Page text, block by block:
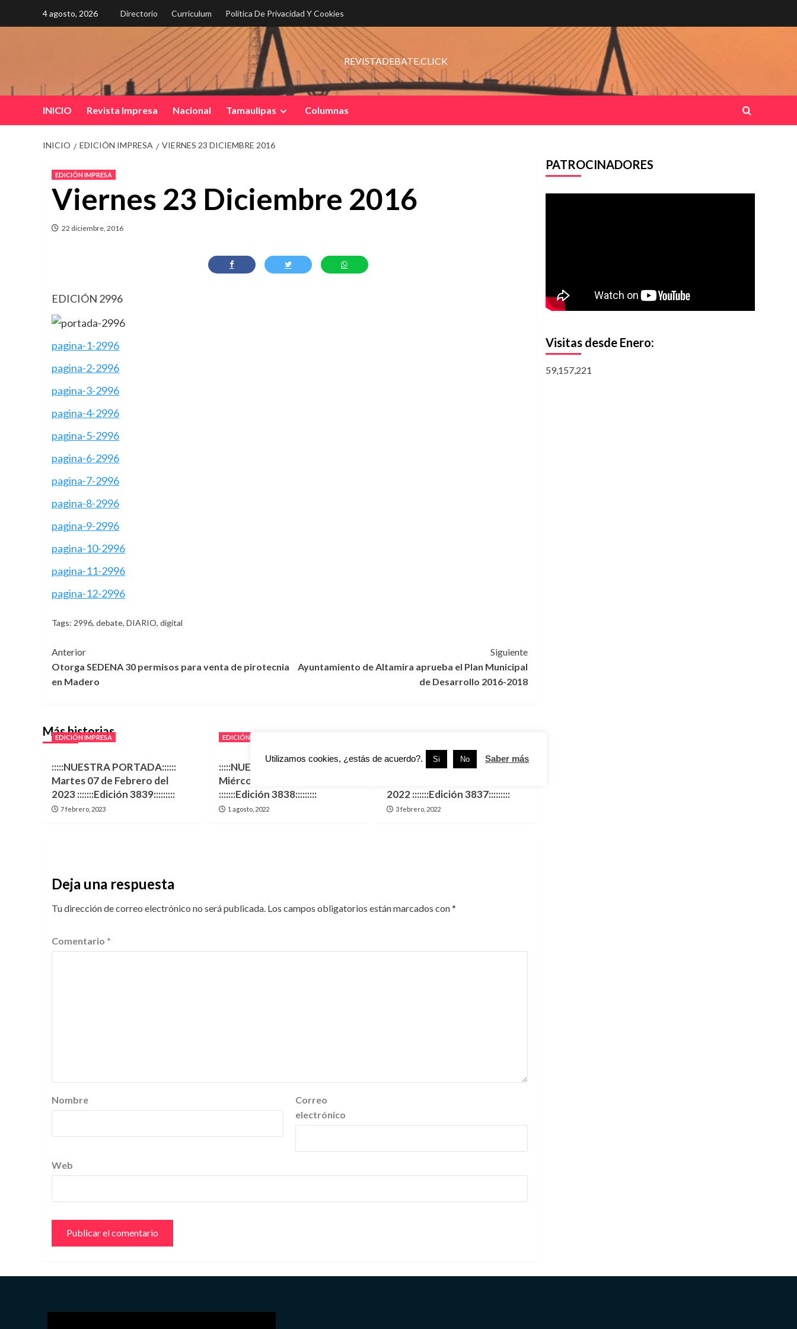
4 agosto, 2026 Directorio Curriculum Política De Privacidad Y Cookies
REVISTADEBATE.CLICK
INICIO Revista Impresa Nacional Tamaulipas Columnas
INICIO EDICIÓN IMPRESA VIERNES 23 DICIEMBRE 2016
EDICIÓN IMPRESA
Viernes 23 Diciembre 2016
22 diciembre, 2016
EDICIÓN 2996
pagina-1-2996
pagina-2-2996
pagina-3-2996
pagina-4-2996
pagina-5-2996
pagina-6-2996
pagina-7-2996
pagina-8-2996
pagina-9-2996
pagina-10-2996
pagina-11-2996
pagina-12-2996
Tags: 2996, debate, DIARIO, digital
Navegación
de
entradas
Anterior
Otorga SEDENA 30 permisos para venta de pirotecnia
en Madero
Siguiente
Ayuntamiento de Altamira aprueba el Plan Municipal
de Desarrollo 2016-2018
Más historias
EDICIÓN IMPRESA
:::::NUESTRA PORTADA::::::
Martes 07 de Febrero del
2023 :::::::Edición 3839:::::::::
7 febrero, 2023
EDICIÓN IMPRESA
:::::NUESTRA PORTADA::::::
Miércoles 27 de Julio del 2022
:::::::Edición 3838:::::::::
1 agosto, 2022
:::::NUESTRA PORTADA::::::
2022 :::::::Edición 3837:::::::::
3 febrero, 2022
Deja una respuesta
Tu dirección de correo electrónico no será publicada. Los campos obligatorios están marcados con*
Comentario *
Nombre
Correo
electrónico
Web
PATROCINADORES
Visitas desde Enero:
59,157,221
Utilizamos cookies, ¿estás de acuerdo?. Si No Saber más